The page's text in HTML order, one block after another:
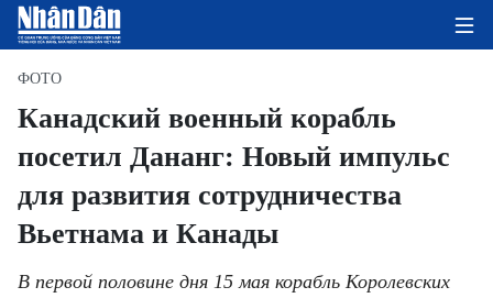
ГЛАВНАЯ СТРАНИЦА
ПОЛИТИКА
ФОТО
Канадский военный корабль
посетил Дананг: Новый импульс
для развития сотрудничества
Вьетнама и Канады
В первой половине дня 15 мая корабль Королевских